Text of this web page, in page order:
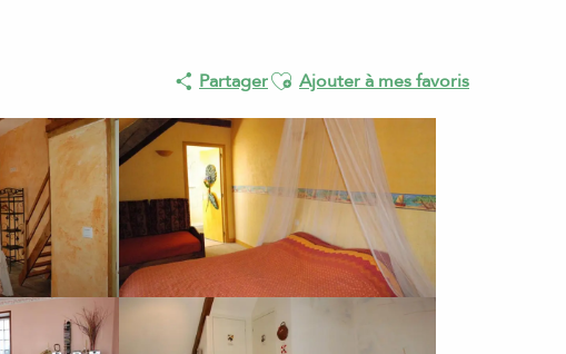
PartagerAjouter aux favoris
Ajouter à mes favoris